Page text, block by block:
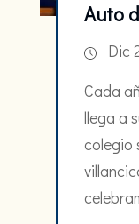
Auto
Dic
Cada
llega a
colegio